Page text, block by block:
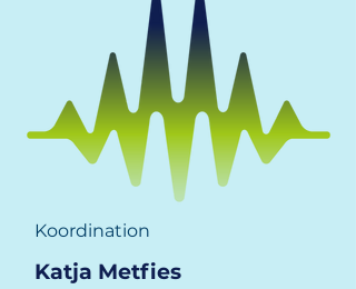
Koordination
Katja Metfies